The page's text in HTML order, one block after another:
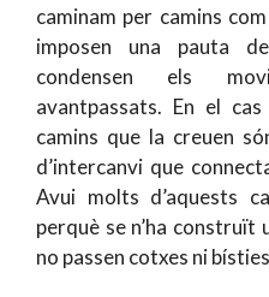
caminam per camins
imposen una pauta
condensen els
avantpassats. En el
camins que la creuen
d’intercanvi que
Avui molts d’aquests
perquè se n’ha construït
no passen cotxes ni